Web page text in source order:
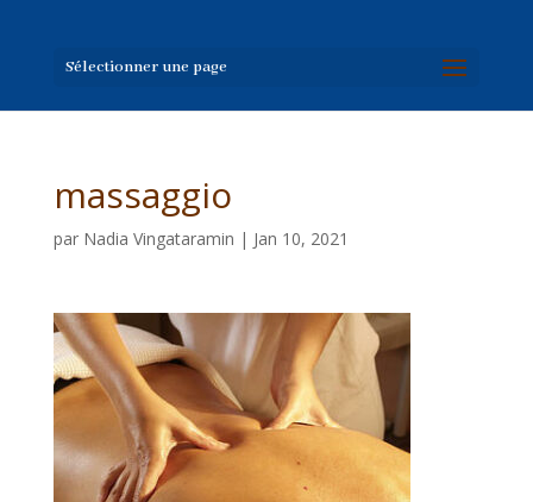
Sélectionner une page
massaggio
par Nadia Vingataramin | Jan 10, 2021